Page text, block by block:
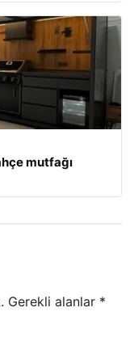
mutfağı
Gerekli alanlar *